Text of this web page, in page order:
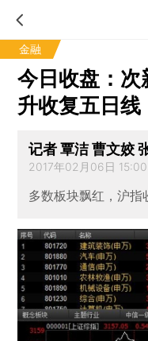
金融
今日收盘：次
升收复五日线
记者 覃洁 曹文姣
2017年02月06日 15:00
多数板块飘红，沪